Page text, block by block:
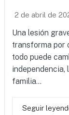
2 de abril de
Una lesión
transforma por
todo puede
independencia,
familia...
Seguir